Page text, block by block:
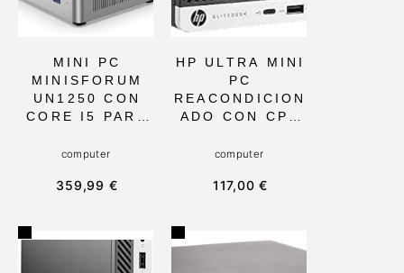
MINI PC
MINISFORUM
UN1250 CON
CORE I5 PARA
S, 16 GB RAM
NÚCLEOS,
COMPACTO Y
computer
359,99 €
HP ULTRA MINI
PC
REACONDICION
ADO CON CPU
I5-6500T, 16
DISCO 250 GB,
PARA USO
computer
117,00 €